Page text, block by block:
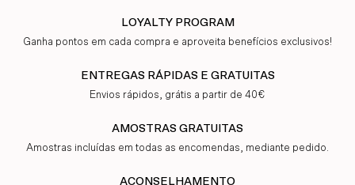
LOYALTY PROGRAM
Ganha pontos em cada compra e aproveita benefícios exclusivos!
ENTREGAS RÁPIDAS E GRATUITAS
Envios rápidos, grátis a partir de 40€
AMOSTRAS GRATUITAS
Amostras incluídas em todas as encomendas, mediante pedido.
ACONSELHAMENTO